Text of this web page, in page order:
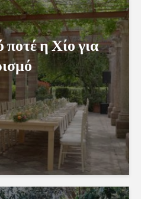
ποτέ η Χίο για